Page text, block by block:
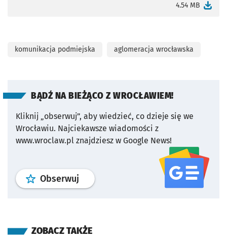
4.54 MB
komunikacja podmiejska aglomeracja wrocławska
BĄDŹ NA BIEŻĄCO Z WROCŁAWIEM!
Kliknij „obserwuj”, aby wiedzieć, co dzieje się we
Wrocławiu. Najciekawsze wiadomości z
www.wroclaw.pl znajdziesz w Google News!
Obserwuj profil serwisu
ZOBACZ TAKŻE